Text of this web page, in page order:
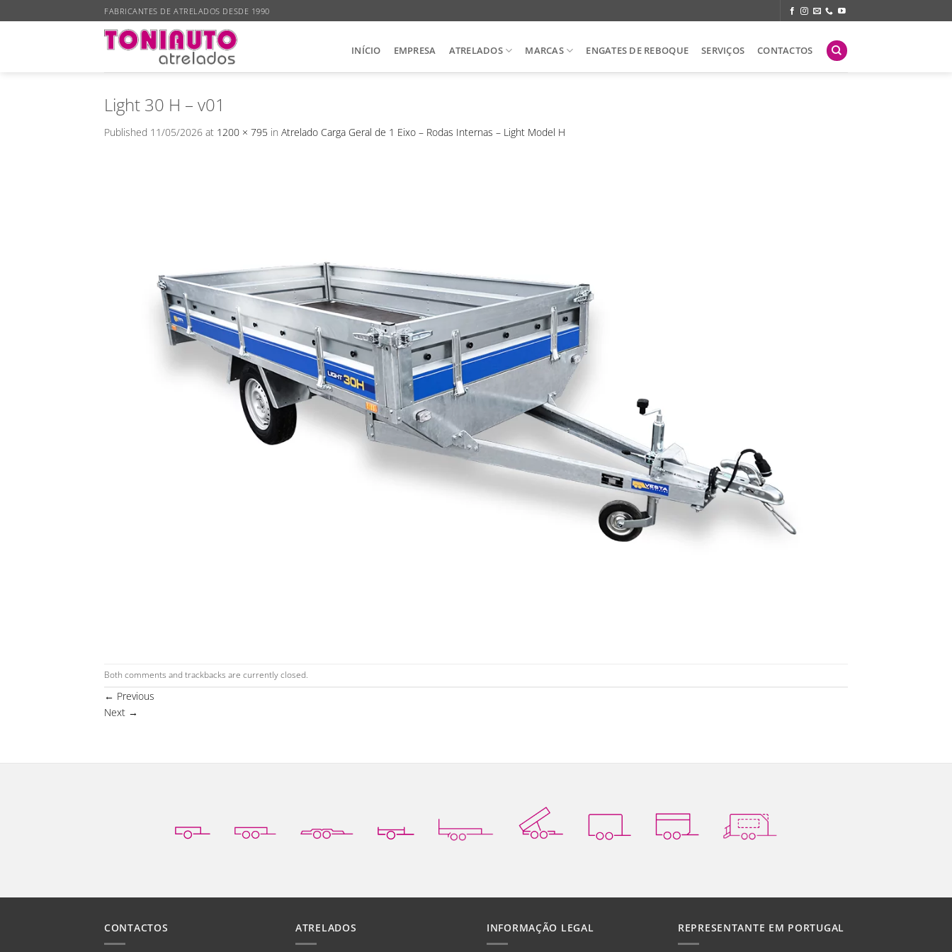
to
FABRICANTES DE ATRELADOS DESDE 1990
INÍCIO EMPRESA ATRELADOS MARCAS ENGATES DE REBOQUE SERVIÇOS CONTACTOS
Light 30 H – v01
Published 11/05/2026 at 1200 × 795 in Atrelado Carga Geral de 1 Eixo – Rodas Internas – Light Model H
Both comments and trackbacks are currently closed.
← Previous
Next →
CONTACTOS ATRELADOS INFORMAÇÃO LEGAL REPRESENTANTE EM PORTUGAL